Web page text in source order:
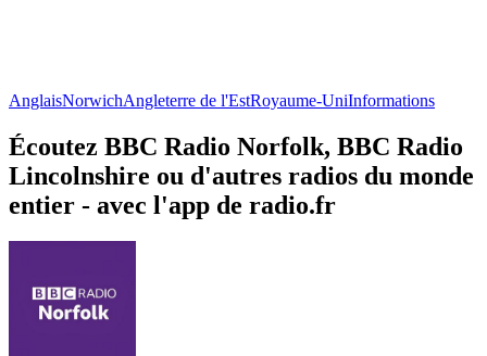
AnglaisNorwichAngleterre de l'EstRoyaume-UniInformations
Écoutez BBC Radio Norfolk, BBC Radio
Lincolnshire ou d'autres radios du monde
entier - avec l'app de radio.fr